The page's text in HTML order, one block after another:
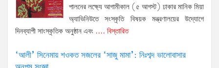
পালনের লক্ষ্যে আগামীকাল (৫ আগস্ট) ঢাকার মানিক মিয়া
অ্যাভিনিউতে সংস্কৃতি বিষয়ক মন্ত্রণালয়ের উদ্যোগে
দিনব্যাপী সাংস্কৃতিক অনুষ্ঠান এবং .... বিস্তারিত
‘আলী’ সিনেমায় শওকত সজলের ‘সাজু মামা’: নিঃশব্দ ভালোবাসার